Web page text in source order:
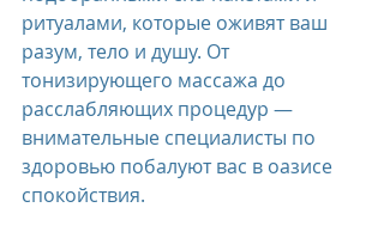
ритуалами, которые оживят ваш
разум, тело и душу. От
тонизирующего массажа до
расслабляющих процедур —
внимательные специалисты по
здоровью побалуют вас в оазисе
спокойствия.